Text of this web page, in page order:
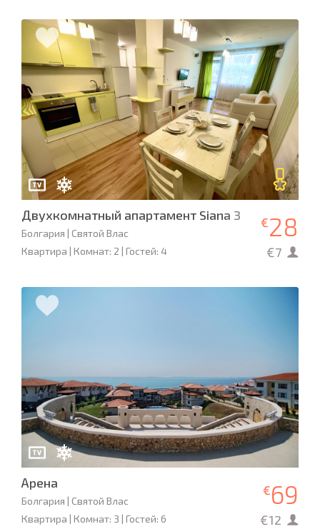
Двухкомнатный апартамент Siana 3
Болгария | Святой Влас
Квартира | Комнат: 2 | Гостей: 4
€28
€7
Арена
Болгария | Святой Влас
Квартира | Комнат: 3 | Гостей: 6
€69
€12